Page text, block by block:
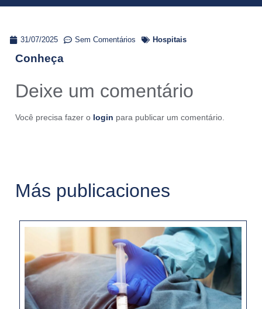
31/07/2025 Sem Comentários Hospitais
Conheça
Deixe um comentário
Você precisa fazer o login para publicar um comentário.
Más publicaciones